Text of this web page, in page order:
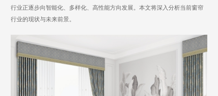
行业正逐步向智能化、多样化、高性能方向发展。本文将深入分析当前窗帘
行业的现状与未来前景。